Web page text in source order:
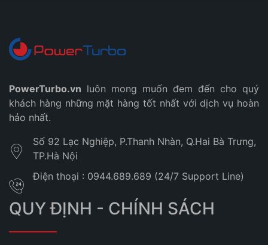
PowerTurbo.vn luôn mong muốn đem đến cho quý
khách hàng những mặt hàng tốt nhất với dịch vụ hoàn
hảo nhất.
Số 92 Lạc Nghiệp, P.Thanh Nhàn, Q.Hai Bà Trưng,
TP.Hà Nội
Điện thoại : 0944.689.689 (24/7 Support Line)
QUY ĐỊNH - CHÍNH SÁCH